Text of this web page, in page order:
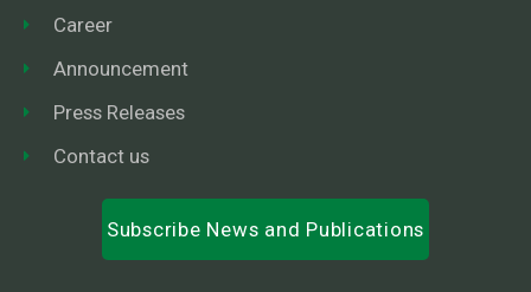
Career
Announcement
Press Releases
Contact us
Subscribe News and Publications